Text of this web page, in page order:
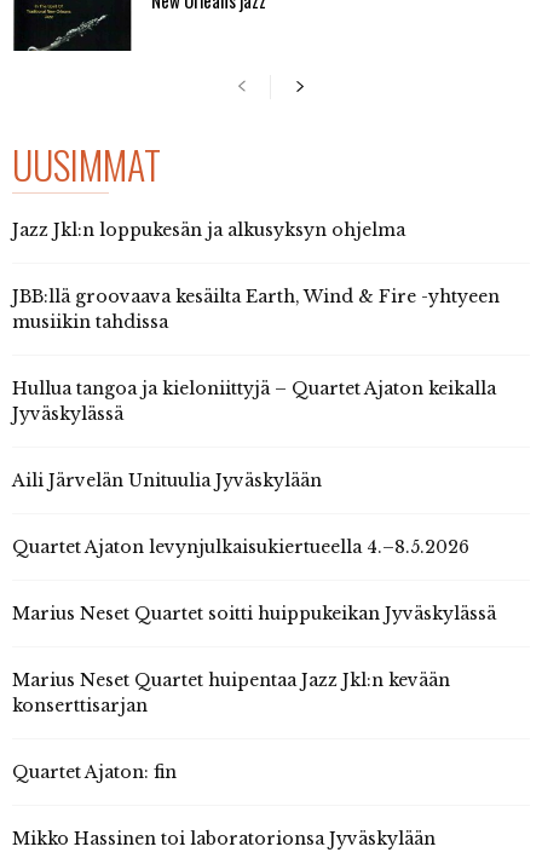
UUSIMMAT
Jazz Jkl:n loppukesän ja alkusyksyn ohjelma
JBB:llä groovaava kesäilta Earth, Wind & Fire -yhtyeen
musiikin tahdissa
Hullua tangoa ja kieloniittyjä – Quartet Ajaton keikalla
Jyväskylässä
Aili Järvelän Unituulia Jyväskylään
Quartet Ajaton levynjulkaisukiertueella 4.–8.5.2026
Marius Neset Quartet soitti huippukeikan Jyväskylässä
Marius Neset Quartet huipentaa Jazz Jkl:n kevään
konserttisarjan
Quartet Ajaton: fin
Mikko Hassinen toi laboratorionsa Jyväskylään